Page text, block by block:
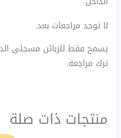
لا توجد مراجعات بعد.
يسمح فقط للزبائن مسجلي
ترك مراجعة.
منتجات ذات صلة